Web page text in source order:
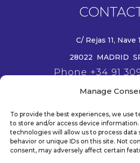
Manage
To provide the best experiences, we use
to store and/or access device
technologies will allow us to process data
behavior or unique IDs on this site. Not
consent, may adversely affect certain
C/ Rejas 11, Nave
28022 MADRID
Phone +34 91
Email info@wanjie-
Legal /Privacy